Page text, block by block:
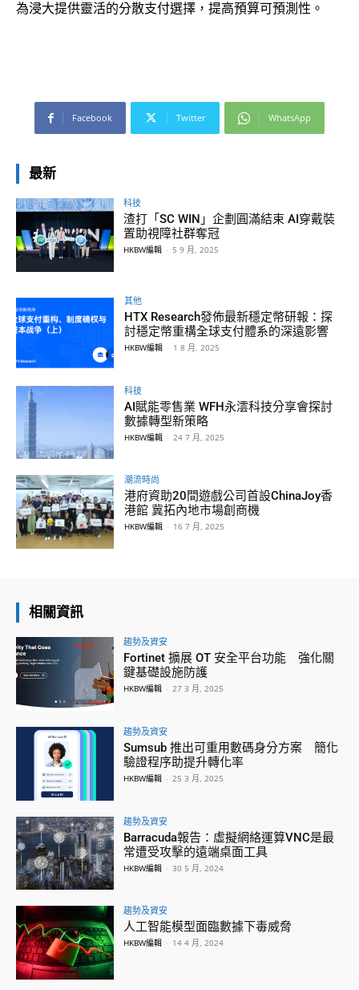
為浸大提供靈活的分散支付選擇，提高預算可預測性。
Facebook Twitter WhatsApp
最新
科技
渣打「SC WIN」企劃圓滿結束 AI穿戴裝
置助視障社群奪冠
HKBW編輯 - 5 9 月, 2025
其他
HTX Research發佈最新穩定幣研報：探
討穩定幣重構全球支付體系的深遠影響
HKBW編輯 - 1 8 月, 2025
科技
AI賦能零售業 WFH永澐科技分享會探討
數據轉型新策略
HKBW編輯 - 24 7 月, 2025
潮流時尚
港府資助20間遊戲公司首設ChinaJoy香
港館 冀拓內地市場創商機
HKBW編輯 - 16 7 月, 2025
相關資訊
趨勢及資安
Fortinet 擴展 OT 安全平台功能 強化關
鍵基礎設施防護
HKBW編輯 - 27 3 月, 2025
趨勢及資安
Sumsub 推出可重用數碼身分方案 簡化
驗證程序助提升轉化率
HKBW編輯 - 25 3 月, 2025
趨勢及資安
Barracuda報告：虛擬網絡運算VNC是最
常遭受攻擊的遠端桌面工具
HKBW編輯 - 30 5 月, 2024
趨勢及資安
人工智能模型面臨數據下毒威脅
HKBW編輯 - 14 4 月, 2024